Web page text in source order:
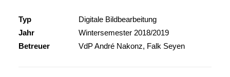
Typ
Digitale Bildbearbeitung
Jahr
Wintersemester 2018/2019
Betreuer
VdP André Nakonz, Falk Seyen